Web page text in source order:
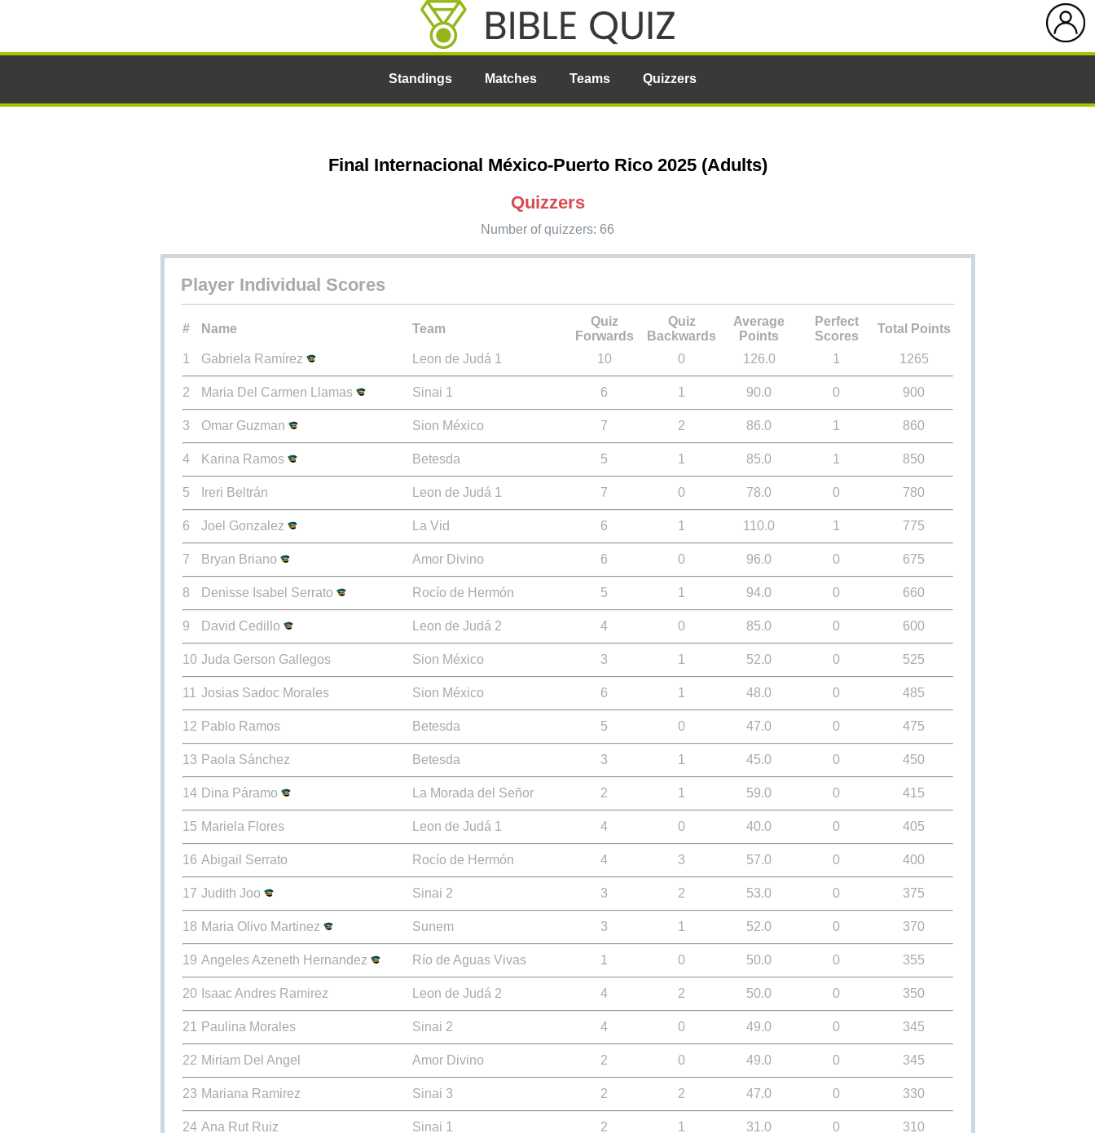
Standings Matches Teams Quizzers
Final Internacional México-Puerto Rico 2025 (Adults)
Quizzers
Number of quizzers: 66
Player Individual Scores
# Name Team
Quiz
Forwards
Quiz
Backwards
Average
Points
Perfect
Scores
Total Points
1 Gabriela Ramírez Leon de Judá 1 10 0 126.0 1 1265
2 Maria Del Carmen Llamas Sinai 1 6 1 90.0 0 900
3 Omar Guzman Sion México 7 2 86.0 1 860
4 Karina Ramos Betesda 5 1 85.0 1 850
5 Ireri Beltrán Leon de Judá 1 7 0 78.0 0 780
6 Joel Gonzalez La Vid 6 1 110.0 1 775
7 Bryan Briano Amor Divino 6 0 96.0 0 675
8 Denisse Isabel Serrato Rocío de Hermón 5 1 94.0 0 660
9 David Cedillo Leon de Judá 2 4 0 85.0 0 600
10 Juda Gerson Gallegos Sion México 3 1 52.0 0 525
11 Josias Sadoc Morales Sion México 6 1 48.0 0 485
12 Pablo Ramos Betesda 5 0 47.0 0 475
13 Paola Sánchez Betesda 3 1 45.0 0 450
14 Dina Páramo La Morada del Señor 2 1 59.0 0 415
15 Mariela Flores Leon de Judá 1 4 0 40.0 0 405
16 Abigail Serrato Rocío de Hermón 4 3 57.0 0 400
17 Judith Joo Sinai 2 3 2 53.0 0 375
18 Maria Olivo Martinez Sunem 3 1 52.0 0 370
19 Angeles Azeneth Hernandez Río de Aguas Vivas 1 0 50.0 0 355
20 Isaac Andres Ramirez Leon de Judá 2 4 2 50.0 0 350
21 Paulina Morales Sinai 2 4 0 49.0 0 345
22 Miriam Del Angel Amor Divino 2 0 49.0 0 345
23 Mariana Ramirez Sinai 3 2 2 47.0 0 330
24 Ana Rut Ruiz Sinai 1 2 1 31.0 0 310